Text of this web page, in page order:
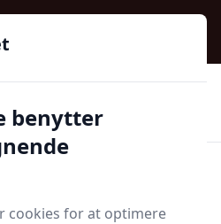
| Din Kulturguide Siden
butikker
benytter
cookies for at optimere